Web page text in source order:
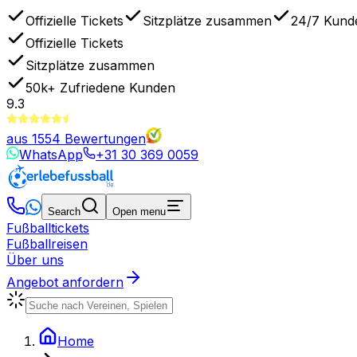
Offizielle Tickets Sitzplätze zusammen
24/7
Offizielle Tickets
Sitzplätze zusammen
50k+ Zufriedene Kunden
9.3
aus 1554 Bewertungen
WhatsApp
+31 30 369 0059
Search Open menu
Fußballtickets
Fußballreisen
Über uns
Angebot anfordern
Home